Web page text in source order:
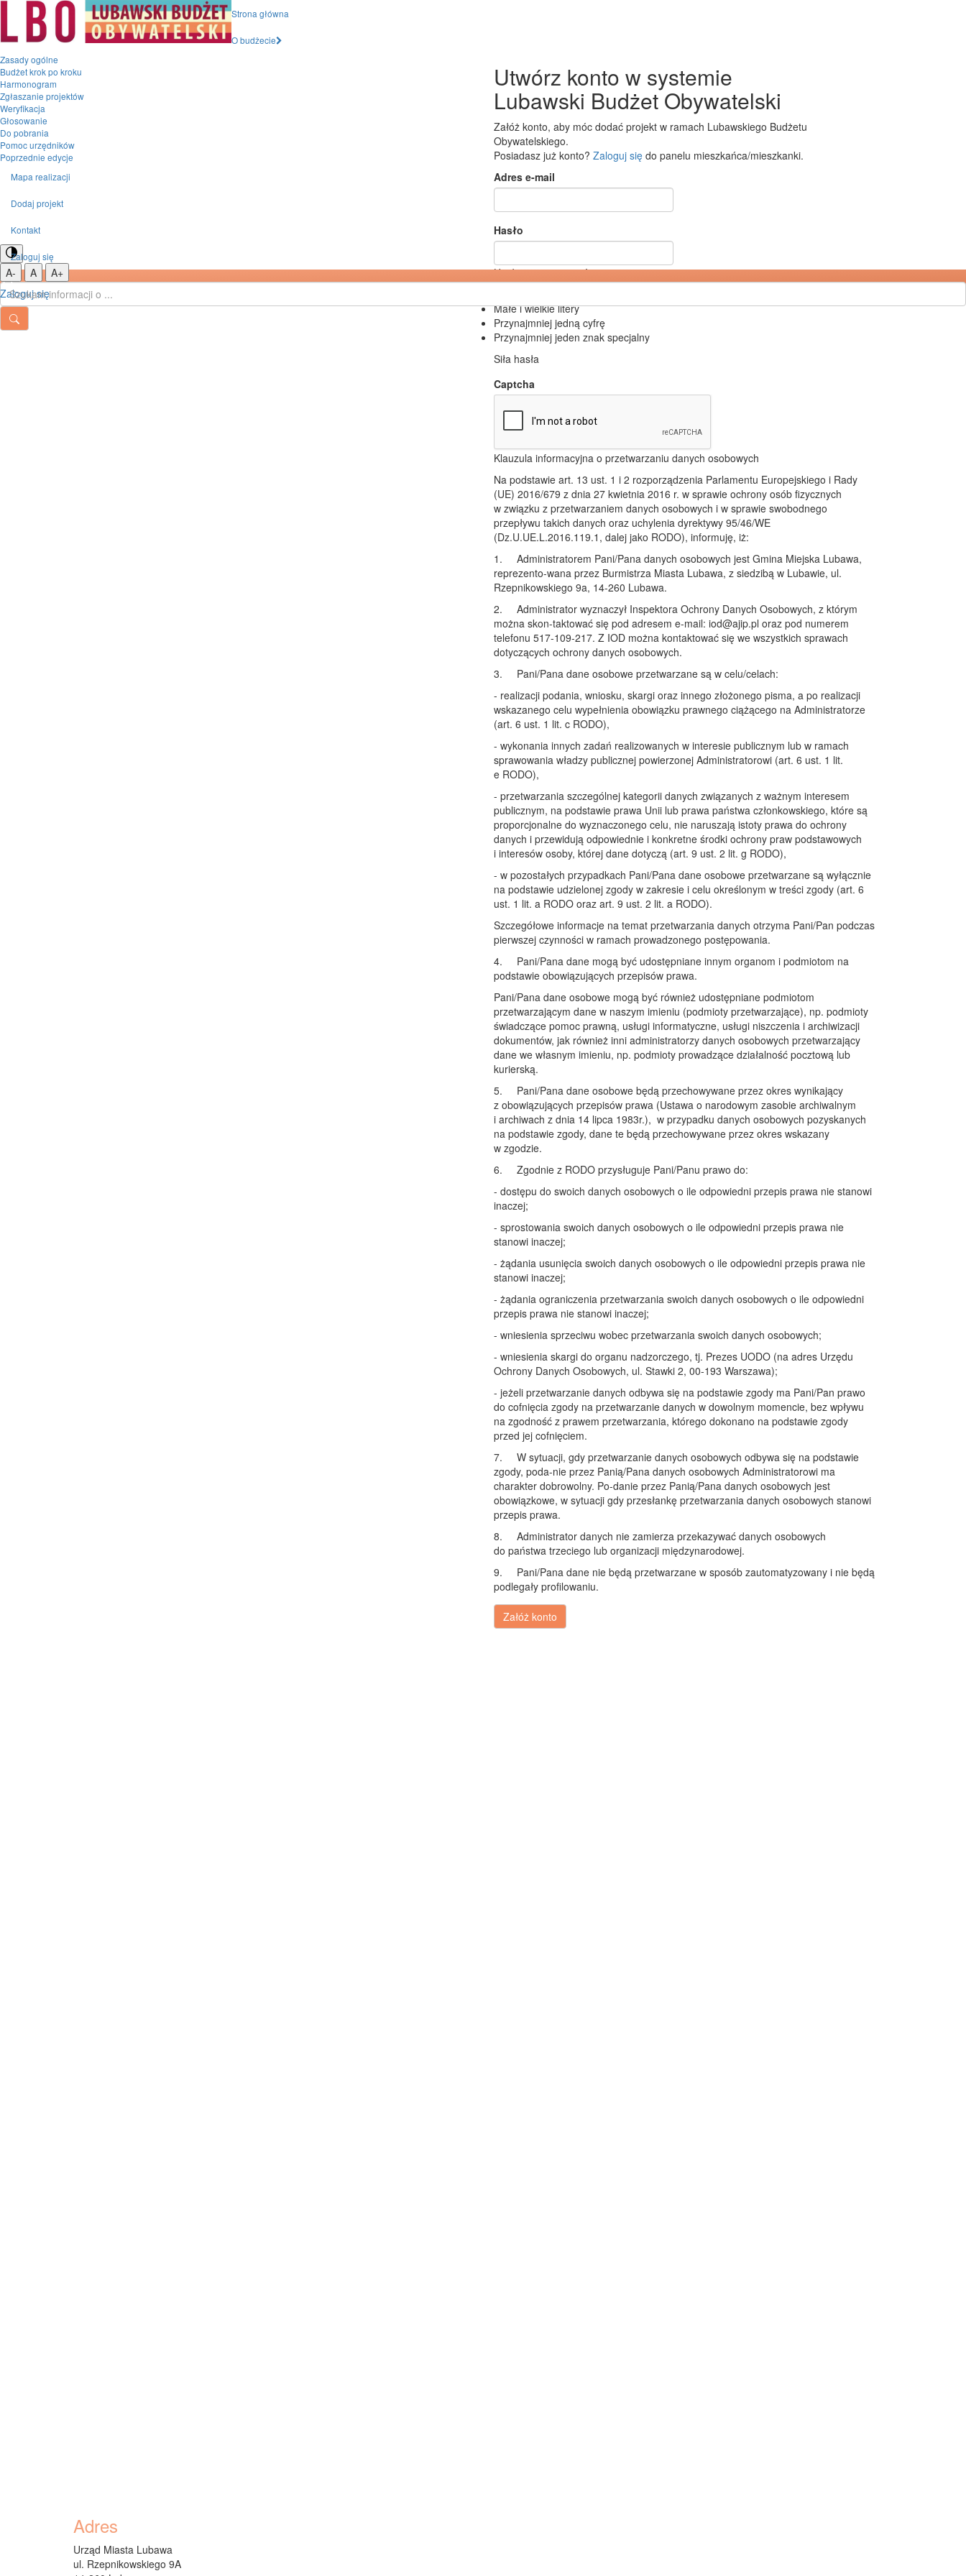
Przejdź do menu głównego
Przejdź do treści
Mapa serwisu
Strona główna
O budżecie
Zasady ogólne
Budżet krok po kroku
Harmonogram
Zgłaszanie projektów
Weryfikacja
Głosowanie
Do pobrania
Pomoc urzędników
Poprzednie edycje
Mapa realizacji
Dodaj projekt
Kontakt
Zaloguj się
Zaloguj się
Zmiana
kontrastu
A- Mniejsza czcionka
ADomyślna czcionka
A+Większa czcionka
Wyszukiwana
fraza
Utwórz konto w systemie
Lubawski Budżet Obywatelski
Załóż konto, aby móc dodać projekt w ramach Lubawskiego Budżetu
Obywatelskiego.
Posiadasz już konto? Zaloguj się do panelu mieszkańca/mieszkanki.
Adres e-mail
Hasło
Hasło musi zawierać
Małe i wielkie litery
Przynajmniej jedną cyfrę
Przynajmniej jeden znak specjalny
Siła hasła
Captcha
Klauzula informacyjna o przetwarzaniu danych osobowych
Na podstawie art. 13 ust. 1 i 2 rozporządzenia Parlamentu Europejskiego i Rady
(UE) 2016/679 z dnia 27 kwietnia 2016 r. w sprawie ochrony osób fizycznych
w związku z przetwarzaniem danych osobowych i w sprawie swobodnego
przepływu takich danych oraz uchylenia dyrektywy 95/46/WE
(Dz.U.UE.L.2016.119.1, dalej jako RODO), informuję, iż:
1.
Administratorem Pani/Pana danych osobowych jest Gmina Miejska Lubawa,
reprezento-wana przez Burmistrza Miasta Lubawa, z siedzibą w Lubawie, ul.
Rzepnikowskiego 9a, 14-260 Lubawa.
2.
Administrator wyznaczył Inspektora Ochrony Danych Osobowych, z którym
można skon-taktować się pod adresem e-mail: iod@ajip.pl oraz pod numerem
telefonu 517-109-217. Z IOD można kontaktować się we wszystkich sprawach
dotyczących ochrony danych osobowych.
3.
Pani/Pana dane osobowe przetwarzane są w celu/celach:
- realizacji podania, wniosku, skargi oraz innego złożonego pisma, a po realizacji
wskazanego celu wypełnienia obowiązku prawnego ciążącego na Administratorze
(art. 6 ust. 1 lit. c RODO),
- wykonania innych zadań realizowanych w interesie publicznym lub w ramach
sprawowania władzy publicznej powierzonej Administratorowi (art. 6 ust. 1 lit.
e RODO),
- przetwarzania szczególnej kategorii danych związanych z ważnym interesem
publicznym, na podstawie prawa Unii lub prawa państwa członkowskiego, które są
proporcjonalne do wyznaczonego celu, nie naruszają istoty prawa do ochrony
danych i przewidują odpowiednie i konkretne środki ochrony praw podstawowych
i interesów osoby, której dane dotyczą (art. 9 ust. 2 lit. g RODO),
- w pozostałych przypadkach Pani/Pana dane osobowe przetwarzane są wyłącznie
na podstawie udzielonej zgody w zakresie i celu określonym w treści zgody (art. 6
ust. 1 lit. a RODO oraz art. 9 ust. 2 lit. a RODO).
Szczegółowe informacje na temat przetwarzania danych otrzyma Pani/Pan podczas
pierwszej czynności w ramach prowadzonego postępowania.
4.
Pani/Pana dane mogą być udostępniane innym organom i podmiotom na
podstawie obowiązujących przepisów prawa.
Pani/Pana dane osobowe mogą być również udostępniane podmiotom
przetwarzającym dane w naszym imieniu (podmioty przetwarzające), np. podmioty
świadczące pomoc prawną, usługi informatyczne, usługi niszczenia i archiwizacji
dokumentów, jak również inni administratorzy danych osobowych przetwarzający
dane we własnym imieniu, np. podmioty prowadzące działalność pocztową lub
kurierską.
5.
Pani/Pana dane osobowe będą przechowywane przez okres wynikający
z obowiązujących przepisów prawa (Ustawa o narodowym zasobie archiwalnym
i archiwach z dnia 14 lipca 1983r.), w przypadku danych osobowych pozyskanych
na podstawie zgody, dane te będą przechowywane przez okres wskazany
w zgodzie.
6.
Zgodnie z RODO przysługuje Pani/Panu prawo do:
- dostępu do swoich danych osobowych o ile odpowiedni przepis prawa nie stanowi
inaczej;
- sprostowania swoich danych osobowych o ile odpowiedni przepis prawa nie
stanowi inaczej;
- żądania usunięcia swoich danych osobowych o ile odpowiedni przepis prawa nie
stanowi inaczej;
- żądania ograniczenia przetwarzania swoich danych osobowych o ile odpowiedni
przepis prawa nie stanowi inaczej;
- wniesienia sprzeciwu wobec przetwarzania swoich danych osobowych;
- wniesienia skargi do organu nadzorczego, tj. Prezes UODO (na adres Urzędu
Ochrony Danych Osobowych, ul. Stawki 2, 00-193 Warszawa);
- jeżeli przetwarzanie danych odbywa się na podstawie zgody ma Pani/Pan prawo
do cofnięcia zgody na przetwarzanie danych w dowolnym momencie, bez wpływu
na zgodność z prawem przetwarzania, którego dokonano na podstawie zgody
przed jej cofnięciem.
7.
W sytuacji, gdy przetwarzanie danych osobowych odbywa się na podstawie
zgody, poda-nie przez Panią/Pana danych osobowych Administratorowi ma
charakter dobrowolny. Po-danie przez Panią/Pana danych osobowych jest
obowiązkowe, w sytuacji gdy przesłankę przetwarzania danych osobowych stanowi
przepis prawa.
8.
Administrator danych nie zamierza przekazywać danych osobowych
do państwa trzeciego lub organizacji międzynarodowej.
9.
Pani/Pana dane nie będą przetwarzane w sposób zautomatyzowany i nie będą
podlegały profilowaniu.
Załóż konto
Dodatkowe
informacje
Adres
Urząd Miasta Lubawa
ul. Rzepnikowskiego 9A